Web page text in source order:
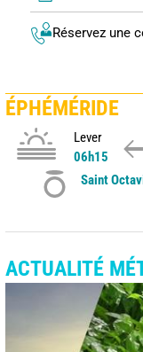
Réservez une
ÉPHÉMÉRIDE
Lever
06h15
Saint
ACTUALITÉ